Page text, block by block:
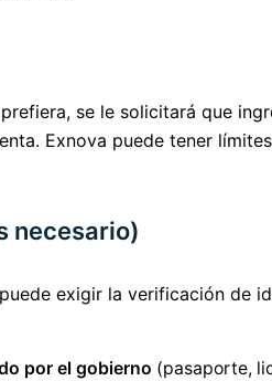
se le solicitará que
Exnova puede tener
necesario)
exigir la verificación de
por el gobierno (pasaporte,